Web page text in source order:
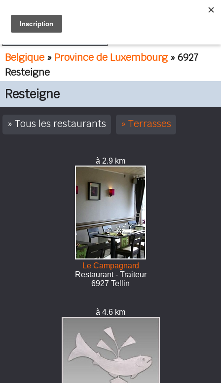
Belgique » Province de Luxembourg» 6927
Resteigne
Resteigne
Tous les restaurants Terrasses
à 2.9 km
Le Campagnard
Restaurant - Traiteur
6927 Tellin
à 4.6 km